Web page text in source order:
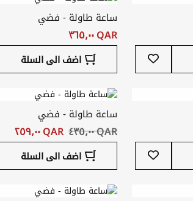
أضف
إلى
قائمة
ساعة طاولة - فضي
QAR ‏٣٦٥٫٠٠
اضف الى السلة
أضف
إلى
قائمة
ساعة طاولة - فضي
QAR ‏٢٥٩٫٠٠ QAR ‏٤٣٥٫٠٠
اضف الى السلة